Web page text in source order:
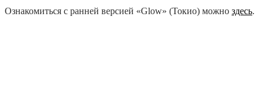
Ознакомиться с ранней версией «Glow» (Токио) можно здесь.